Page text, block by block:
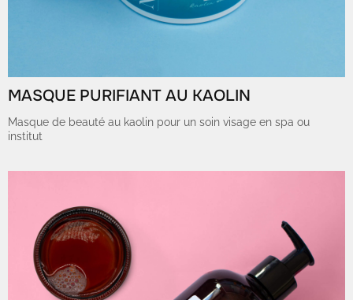
MASQUE PURIFIANT AU KAOLIN
Masque de beauté au kaolin pour un soin visage en spa ou
institut